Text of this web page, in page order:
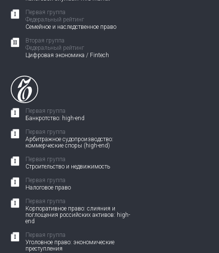
Первая группа
Федеральный рейтинг
Семейное и наследственное право
Вторая группа
Федеральный рейтинг
Цифровая экономика / Fintech
Первая группа
Банкротство: high-end
Первая группа
Арбитражное судопроизводство:
коммерческие споры (high-end)
Первая группа
Строительство и недвижимость
Первая группа
Налоговое право
Первая группа
Корпоративное право: слияния и
поглощения российских активов: high-
end
Первая группа
Уголовное право: экономические
преступления